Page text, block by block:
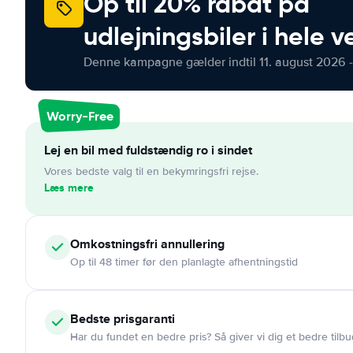
udlejningsbiler i hele
Denne kampagne gælder indtil 11. august 2026
Worry-Free
Lej en bil med fuldstændig ro i sindet
Vores bedste valg til en bekymringsfri rejse.
Læs mere
Omkostningsfri annullering
Op til 48 timer før den planlagte afhentningstid
Bedste prisgaranti
Har du fundet en bedre pris? Så giver vi dig et bedre